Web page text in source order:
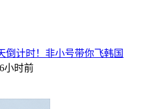
倒计时！非小号带你飞韩国
小时前